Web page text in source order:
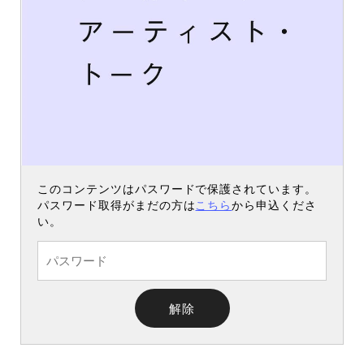
このコンテンツはパスワードで保護されています。
パスワード取得がまだの方は こちらから申込くださ
い。
解除